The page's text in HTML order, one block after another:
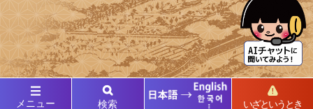
メニュー 検索 いざというとき